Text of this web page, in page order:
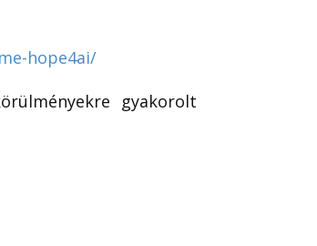
hope4ai/
gyakorolt